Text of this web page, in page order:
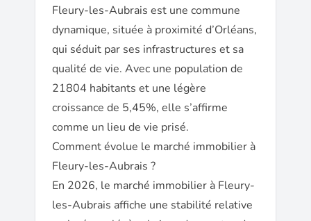
Fleury-les-Aubrais est une commune
dynamique, située à proximité d’Orléans,
qui séduit par ses infrastructures et sa
qualité de vie. Avec une population de
21804 habitants et une légère
croissance de 5,45%, elle s’affirme
comme un lieu de vie prisé.
Comment évolue le marché immobilier à
Fleury-les-Aubrais ?
En 2026, le marché immobilier à Fleury-
les-Aubrais affiche une stabilité relative